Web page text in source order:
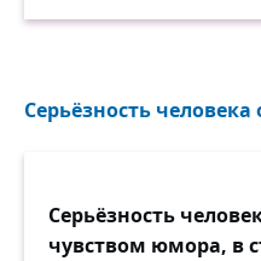
Серьёзность
Серьёзность
чувством юмора, в